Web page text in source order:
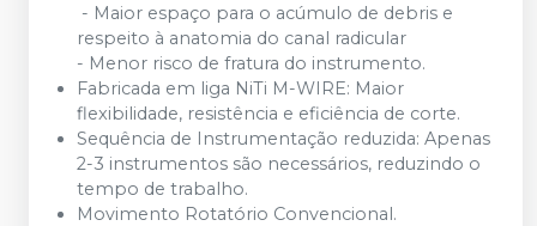
- Maior espaço para o acúmulo de debris e
respeito à anatomia do canal radicular
- Menor risco de fratura do instrumento.
Fabricada em liga NiTi M-WIRE: Maior
flexibilidade, resistência e eficiência de corte.
Sequência de Instrumentação reduzida: Apenas
2-3 instrumentos são necessários, reduzindo o
tempo de trabalho.
Movimento Rotatório Convencional.